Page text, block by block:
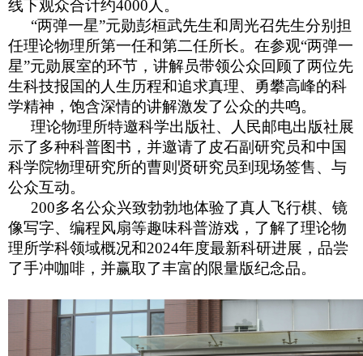
线下观众合计约4000人。
“两弹一星”元勋彭桓武先生和周光召先生分别担
任理论物理所第一任和第二任所长。在参观“两弹一
星”元勋展室的环节，讲解员带领公众回顾了两位先
生科技报国的人生历程和追求真理、勇攀高峰的科
学精神，饱含深情的讲解激发了公众的共鸣。
理论物理所特邀科学出版社、人民邮电出版社展
示了多种科普图书，并邀请了皮石副研究员和中国
科学院物理研究所的曹则贤研究员到现场签售、与
公众互动。
200多名公众兴致勃勃地体验了真人飞行棋、镜
像写字、编程风扇等趣味科普游戏，了解了理论物
理所学科领域概况和2024年度最新科研进展，品尝
了手冲咖啡，并赢取了丰富的限量版纪念品。